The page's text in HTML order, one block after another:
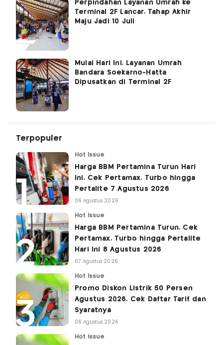
Perpindahan Layanan Umrah ke
Terminal 2F Lancar, Tahap Akhir
Maju Jadi 10 Juli
Mulai Hari Ini, Layanan Umrah
Bandara Soekarno-Hatta
Dipusatkan di Terminal 2F
Terpopuler
Hot Issue
Harga BBM Pertamina Turun Hari
Ini, Cek Pertamax, Turbo hingga
Pertalite 7 Agustus 2026
06 Agustus 2026
Hot Issue
Harga BBM Pertamina Turun, Cek
Pertamax, Turbo hingga Pertalite
Hari Ini 8 Agustus 2026
07 Agustus 2026
Hot Issue
Promo Diskon Listrik 50 Persen
Agustus 2026, Cek Daftar Tarif dan
Syaratnya
06 Agustus 2026
Hot Issue